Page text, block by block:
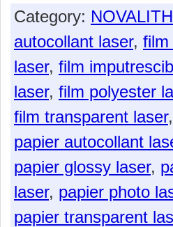
Category:
autocollant laser, film
laser, film
laser, film polyester
film transparent laser,
papier autocollant
papier glossy laser,
laser, papier photo
papier transparent